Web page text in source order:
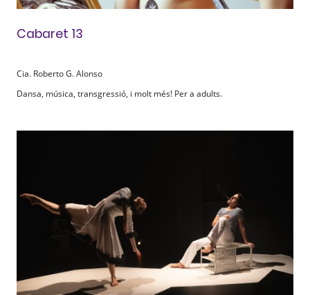
Cabaret 13
Cia. Roberto G. Alonso
Dansa, música, transgressió, i molt més! Per a adults.